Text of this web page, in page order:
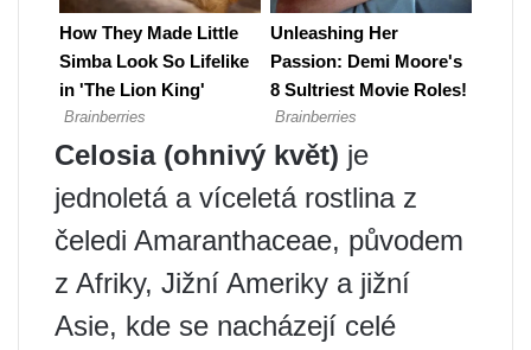
Celosia (ohnivý květ) je
jednoletá a víceletá rostlina z
čeledi Amaranthaceae, původem
z Afriky, Jižní Ameriky a jižní
Asie, kde se nacházejí celé